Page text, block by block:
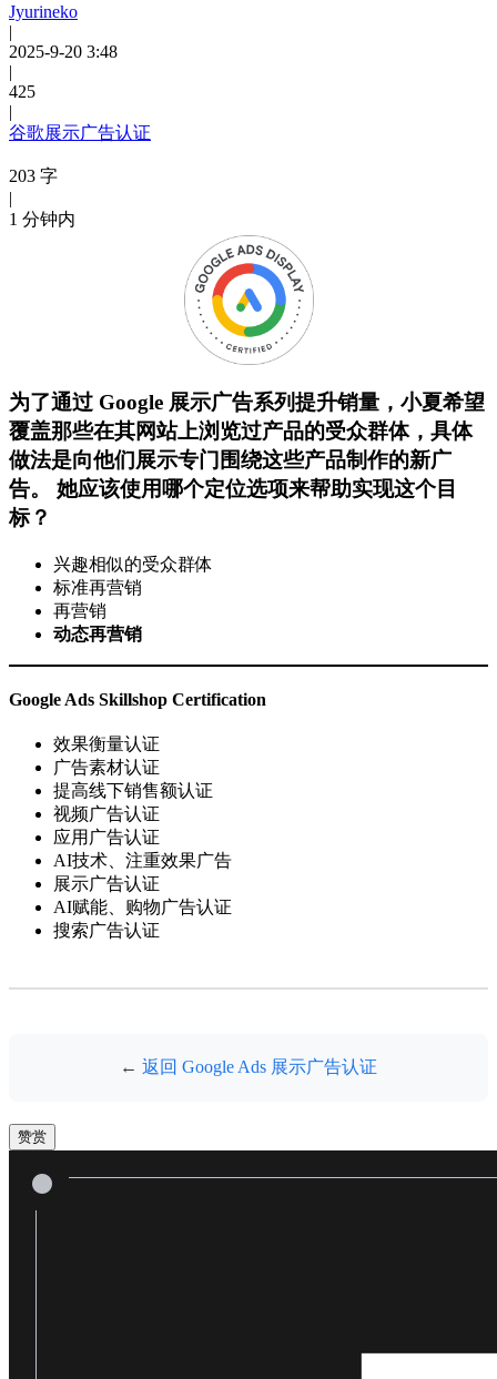
Jyurineko
|
2025-9-20 3:48
|
425
|
谷歌展示广告认证
203 字
|
1 分钟内
为了通过 Google 展示广告系列提升销量，小夏希望
覆盖那些在其网站上浏览过产品的受众群体，具体
做法是向他们展示专门围绕这些产品制作的新广
告。 她应该使用哪个定位选项来帮助实现这个目
标？
兴趣相似的受众群体
标准再营销
再营销
动态再营销
Google Ads Skillshop Certification
效果衡量认证
广告素材认证
提高线下销售额认证
视频广告认证
应用广告认证
AI技术、注重效果广告
展示广告认证
AI赋能、购物广告认证
搜索广告认证
← 返回 Google Ads 展示广告认证
赞赏